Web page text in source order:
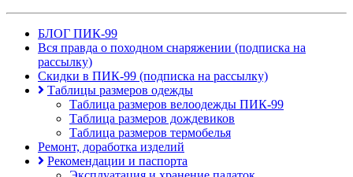
БЛОГ ПИК-99
Вся правда о походном снаряжении (подписка на
рассылку)
Скидки в ПИК-99 (подписка на рассылку)
Таблицы размеров одежды
Таблица размеров велоодежды ПИК-99
Таблица размеров дождевиков
Таблица размеров термобелья
Ремонт, доработка изделий
Рекомендации и паспорта